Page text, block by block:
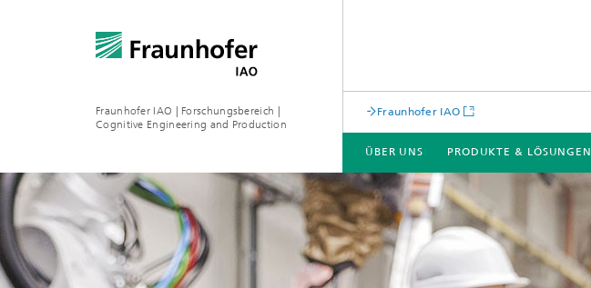
Fraunhofer IAO | Forschungsbereich |
Cognitive Engineering and Production
Fraunhofer IAO
ÜBER UNS PRODUKTE & LÖSUNGEN
LABS
FORSCHUNG